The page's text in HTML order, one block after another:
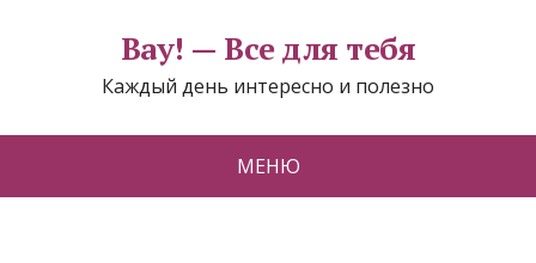
Вау! — Все для тебя
Каждый день интересно и полезно
МЕНЮ